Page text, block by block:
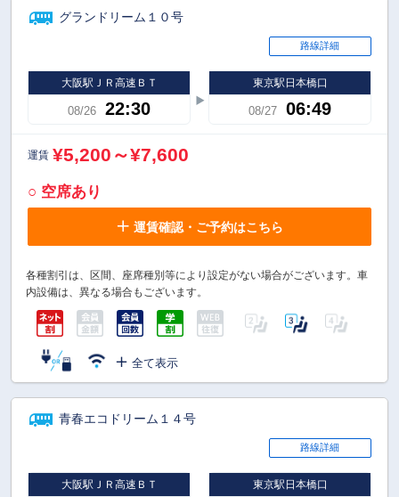
グランドリーム１０号
路線詳細
大阪駅ＪＲ高速ＢＴ
08/26 22:30
東京駅日本橋口
08/27 06:49
運賃 ¥5,200～¥7,600
○ 空席あり
運賃確認・ご予約はこちら
各種割引は、区間、座席種別等により設定がない場合がございます。車
内設備は、異なる場合もございます。
全て表示
青春エコドリーム１４号
路線詳細
大阪駅ＪＲ高速ＢＴ 東京駅日本橋口